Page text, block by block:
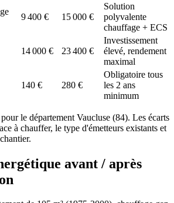
9 400 € 15 000 €
Solution
polyvalente
chauffage + ECS
14 000 € 23 400 €
Investissement
élevé, rendement
maximal
140 € 280 €
Obligatoire tous
les 2 ans
minimum
pour le département Vaucluse (84). Les écarts
à chauffer, le type d'émetteurs existants et
avant / après